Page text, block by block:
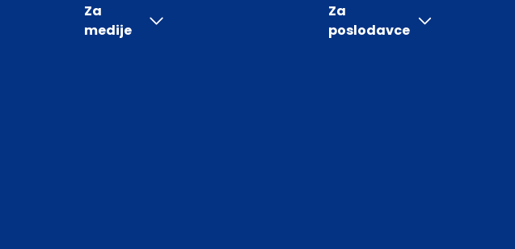
Za
medije
Za
poslodavce